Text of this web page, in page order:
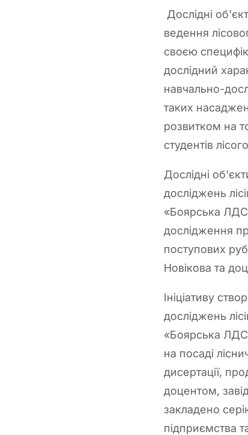
Дослідні
ведення
своєю
дослідний
навчально-
таких
розвитком на
студентів
Дослідні
досліджень
«Боярська
дослідження
поступових
Новікова та
Ініціативу
досліджень
«Боярська
на посаді
дисертації,
доцентом,
закладено
підприємства